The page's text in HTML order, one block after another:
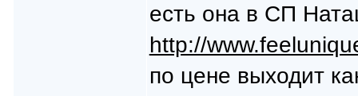
есть она в СП
http://
по цене выходит